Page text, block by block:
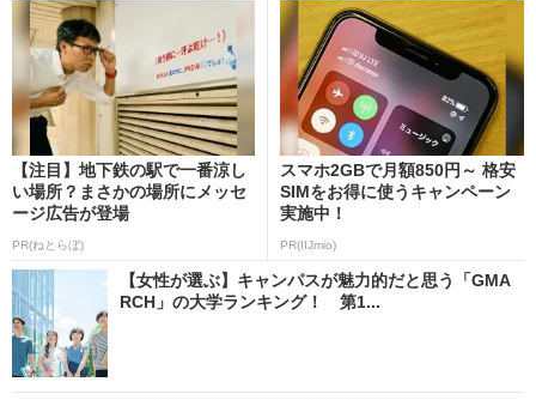
【注目】地下鉄の駅で一番涼し
い場所？まさかの場所にメッセ
ージ広告が登場
PR(ねとらぼ)
スマホ2GBで月額850円～ 格安
SIMをお得に使うキャンペーン
実施中！
PR(IIJmio)
【女性が選ぶ】キャンパスが魅力的だと思う「GMA
RCH」の大学ランキング！ 第1...